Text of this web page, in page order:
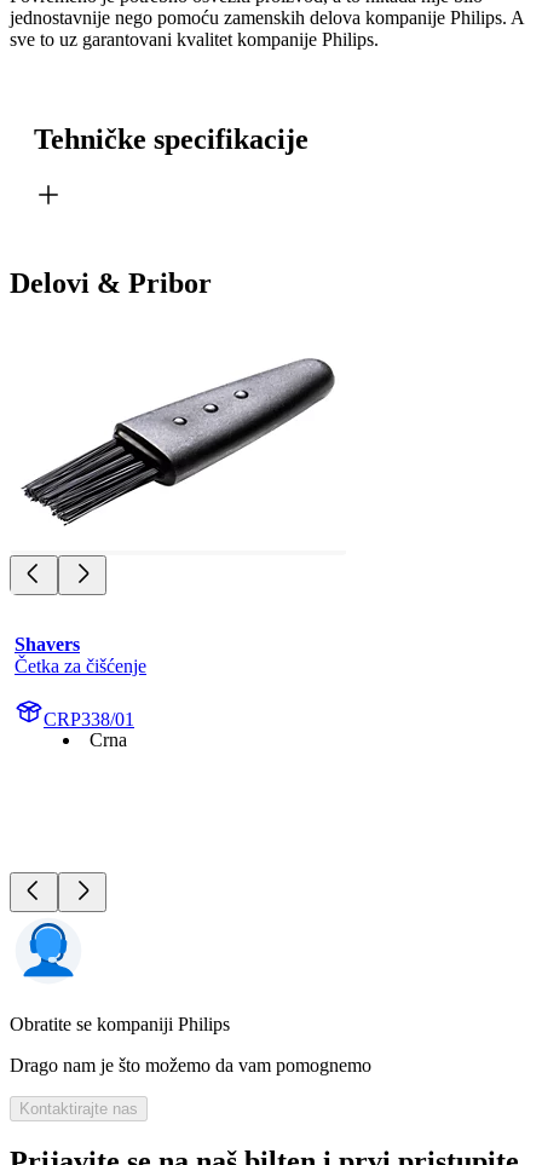
jednostavnije nego pomoću zamenskih delova kompanije Philips. A
sve to uz garantovani kvalitet kompanije Philips.
Tehničke specifikacije
Delovi & Pribor
Shavers
Četka za čišćenje
CRP338/01
Crna
Obratite se kompaniji Philips
Drago nam je što možemo da vam pomognemo
Kontaktirajte nas